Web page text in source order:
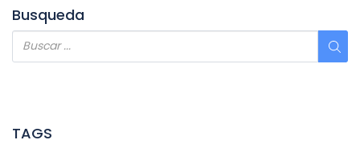
Busqueda
TAGS